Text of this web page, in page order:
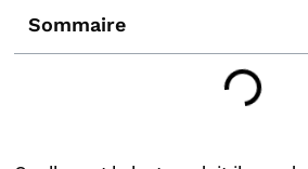
Sommaire